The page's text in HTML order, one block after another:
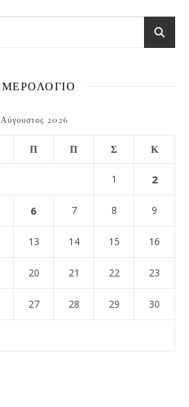
Αύγουστος 2026
Π Π Σ Κ
1 2
6 7 8 9
13 14 15 16
20 21 22 23
27 28 29 30